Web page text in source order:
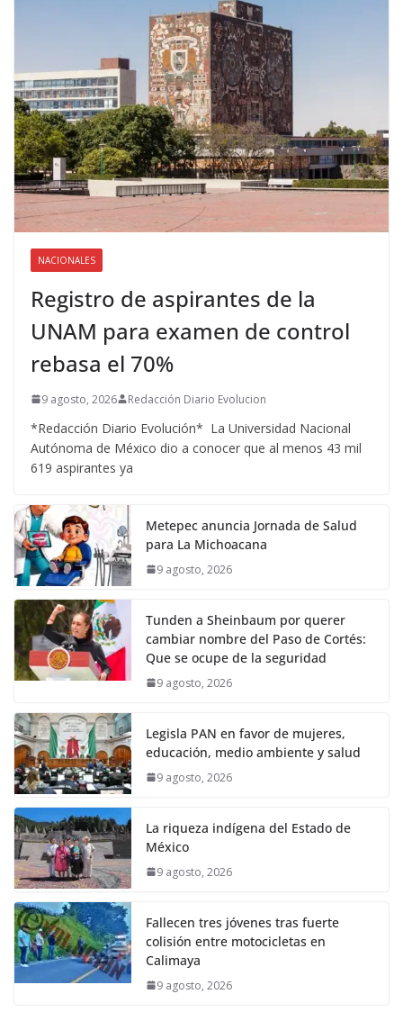
NACIONALES
Registro de aspirantes de la
UNAM para examen de control
rebasa el 70%
9 agosto, 2026 Redacción Diario Evolucion
*Redacción Diario Evolución* La Universidad Nacional
Autónoma de México dio a conocer que al menos 43 mil
619 aspirantes ya
Metepec anuncia Jornada de Salud
para La Michoacana
9 agosto, 2026
Tunden a Sheinbaum por querer
cambiar nombre del Paso de Cortés:
Que se ocupe de la seguridad
9 agosto, 2026
Legisla PAN en favor de mujeres,
educación, medio ambiente y salud
9 agosto, 2026
La riqueza indígena del Estado de
México
9 agosto, 2026
Fallecen tres jóvenes tras fuerte
colisión entre motocicletas en
Calimaya
9 agosto, 2026